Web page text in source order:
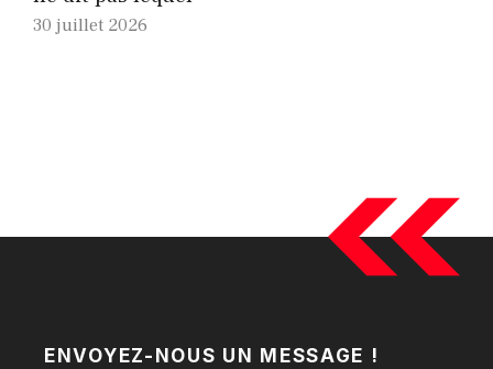
30 juillet 2026
ENVOYEZ-NOUS UN MESSAGE !